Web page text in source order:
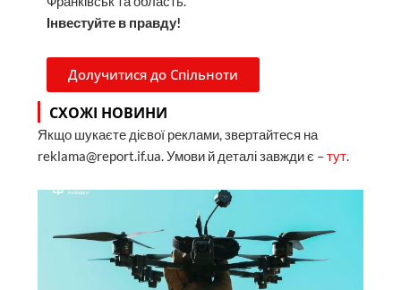
Інвестуйте в правду!
Долучитися до Спільноти
СХОЖІ НОВИНИ
Якщо шукаєте дієвої реклами, звертайтеся на
reklama@report.if.ua. Умови й деталі завжди є –тут.